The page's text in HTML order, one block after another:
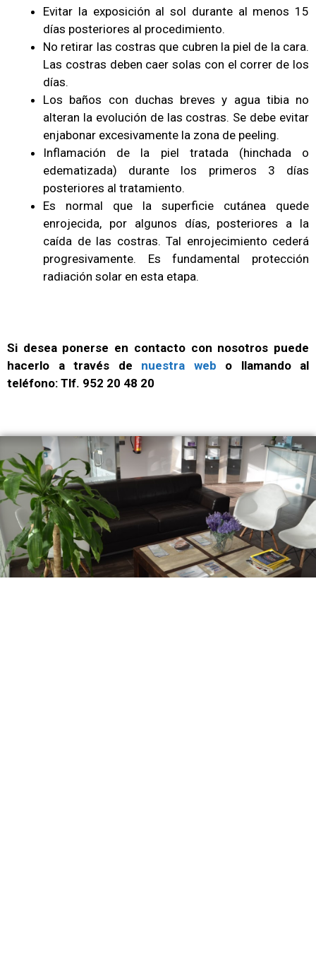
Evitar la exposición al sol durante al menos 15
días posteriores al procedimiento.
No retirar las costras que cubren la piel de la cara.
Las costras deben caer solas con el correr de los
días.
Los baños con duchas breves y agua tibia no
alteran la evolución de las costras. Se debe evitar
enjabonar excesivamente la zona de peeling.
Inflamación de la piel tratada (hinchada o
edematizada) durante los primeros 3 días
posteriores al tratamiento.
Es normal que la superficie cutánea quede
enrojecida, por algunos días, posteriores a la
caída de las costras. Tal enrojecimiento cederá
progresivamente. Es fundamental protección
radiación solar en esta etapa.
Si desea ponerse en contacto con nosotros puede
hacerlo a través de nuestra web o llamando al
teléfono: Tlf. 952 20 48 20